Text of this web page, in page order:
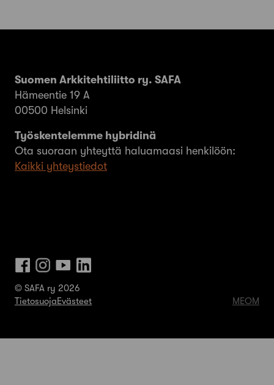
Suomen Arkkitehtiliitto ry. SAFA
Hämeentie 19 A
00500 Helsinki
Työskentelemme hybridinä
Ota suoraan yhteyttä haluamaasi henkilöön:
Kaikki yhteystiedot
© SAFA ry 2026
TietosuojaEvästeet MEOM